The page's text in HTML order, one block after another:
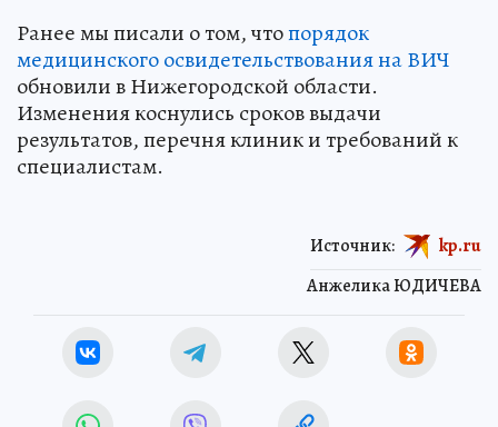
Ранее мы писали о том, чтопорядок
медицинского освидетельствования на ВИЧ
обновили в Нижегородской области.
Изменения коснулись сроков выдачи
результатов, перечня клиник и требований к
специалистам.
Анжелика ЮДИЧЕВА
Источник: kp.ru